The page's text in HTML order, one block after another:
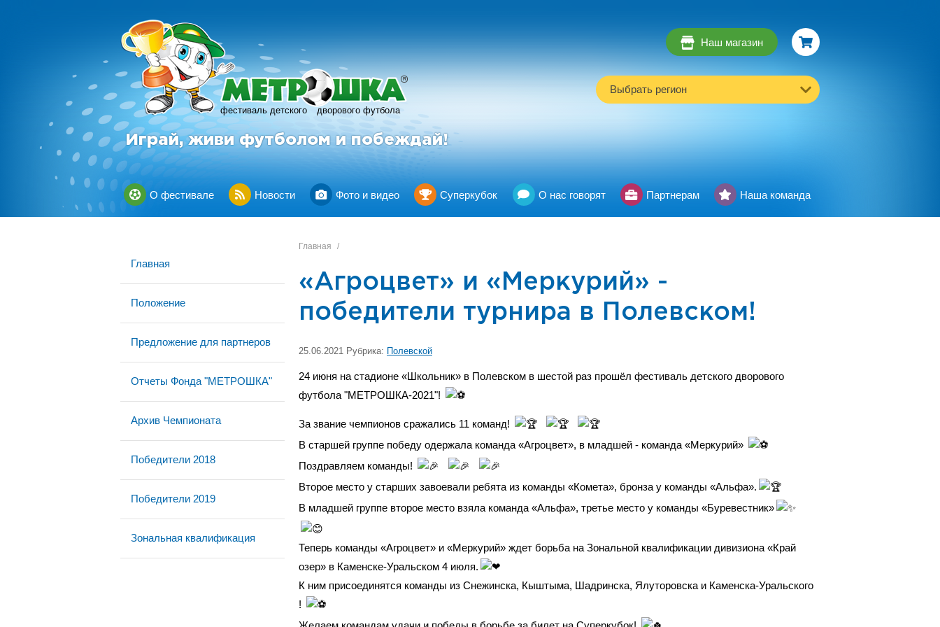
фестиваль детского дворового футбола
R
Играй, живи футболом и побеждай!
Наш магазин
Выбрать регион
О фестивале Новости Фото и видео Суперкубок О нас говорят Партнерам Наша команда
Главная
Положение
Предложение для партнеров
Отчеты Фонда "МЕТРОШКА"
Архив Чемпионата
Победители 2018
Победители 2019
Зональная квалификация
Главная /
«Агроцвет» и «Меркурий» -
победители турнира в Полевском!
25.06.2021 Рубрика: Полевской
24 июня на стадионе «Школьник» в Полевском в шестой раз прошёл фестиваль детского дворового
футбола "МЕТРОШКА-2021"!
За звание чемпионов сражались 11 команд!
В старшей группе победу одержала команда «Агроцвет», в младшей - команда «Меркурий»
Поздравляем команды!
Второе место у старших завоевали ребята из команды «Комета», бронза у команды «Альфа».
В младшей группе второе место взяла команда «Альфа», третье место у команды «Буревестник»
Теперь команды «Агроцвет» и «Меркурий» ждет борьба на Зональной квалификации дивизиона «Край
озер» в Каменске-Уральском 4 июля.
К ним присоединятся команды из Снежинска, Кыштыма, Шадринска, Ялуторовска и Каменска-Уральского
!